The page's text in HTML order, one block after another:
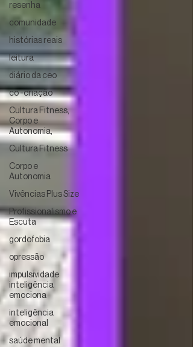
resenha
comunidade
histórias reais
leitura
diário da ceo
co -criação
Cultura Fitness,
Corpo e
Autonomia,
Cultura Fitness
Corpo e
Autonomia
Vivências Plus Size
Profissionalismo e
Escuta
gordofobia
opressão
impulsividade
inteligência
emociona
inteligência
emocional
saúde mental